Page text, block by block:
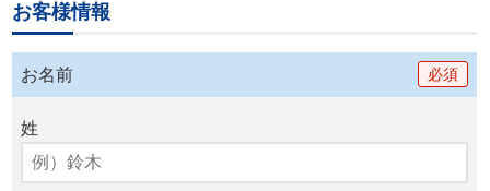
お客様情報
お名前 必須
姓